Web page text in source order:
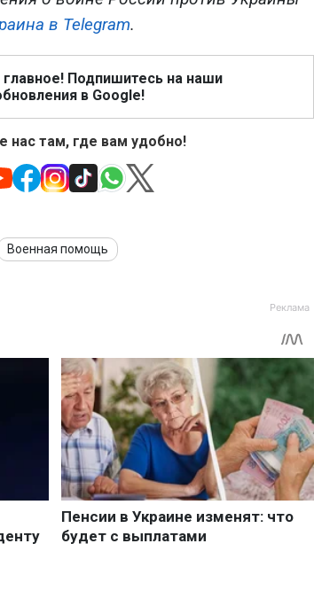
в Telegram.
главное! Подпишитесь на наши
в Google!
нас там, где вам удобно!
Военная помощь